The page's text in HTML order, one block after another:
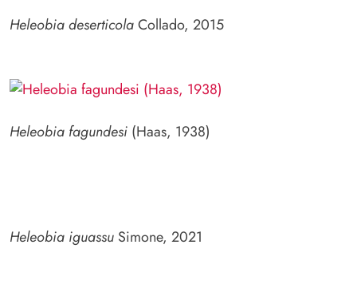
Heleobia deserticolaCollado, 2015
Heleobia fagundesi (Haas, 1938)
Heleobia iguassu Simone, 2021